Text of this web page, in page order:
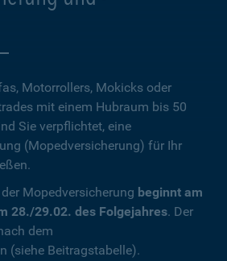
Motorrollers, Mokicks oder
mit einem Hubraum bis 50
Sie verpflichtet, eine
(Mopedversicherung) für Ihr
Mopedversicherung beginnt am
28./29.02. des Folgejahres. Der
dem
(siehe Beitragstabelle).